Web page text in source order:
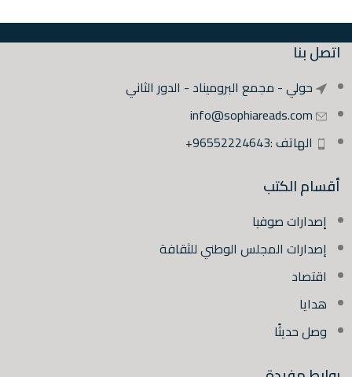
اتصل بنا
حولي - مجمع البروميناد - الدور الثاني
info@sophiareads.com
الهاتف :96552224643+
أقسام الكتب
إصدارات صوفيا
إصدارات المجلس الوطني للثقافة
اقتصاد
هدايا
وصل حديثًا